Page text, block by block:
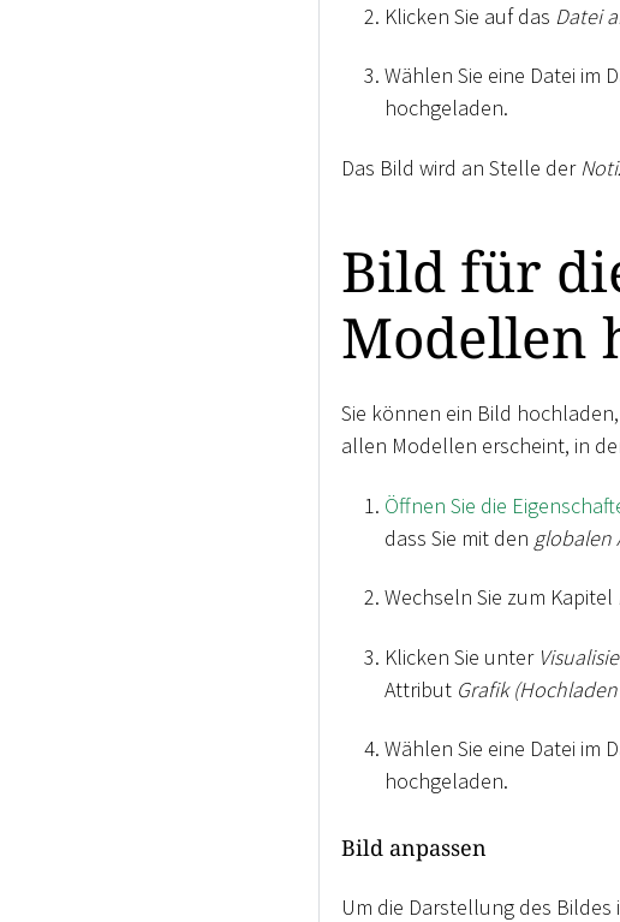
Klicken Sie auf das Datei
Wählen Sie eine Datei im
hochgeladen.
Das Bild wird an Stelle der
Bild für
Modellen
Sie können ein Bild
allen Modellen erscheint, in
Öffnen Sie die
dass Sie mit den
Wechseln Sie zum Kapitel
Klicken Sie unter
Attribut Grafik
Wählen Sie eine Datei im
hochgeladen.
Bild anpassen
Um die Darstellung des